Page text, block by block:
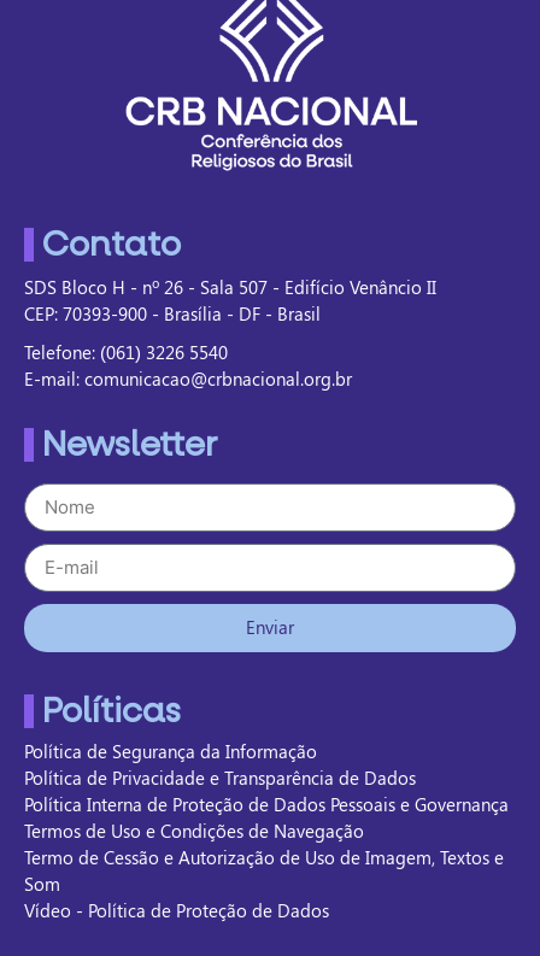
Contato
SDS Bloco H - nº 26 - Sala 507 - Edifício Venâncio II
CEP: 70393-900 - Brasília - DF - Brasil
Telefone: (061) 3226 5540
E-mail: comunicacao@crbnacional.org.br
Newsletter
Enviar
Políticas
Política de Segurança da Informação
Política de Privacidade e Transparência de Dados
Política Interna de Proteção de Dados Pessoais e Governança
Termos de Uso e Condições de Navegação
Termo de Cessão e Autorização de Uso de Imagem, Textos e
Som
Vídeo - Política de Proteção de Dados